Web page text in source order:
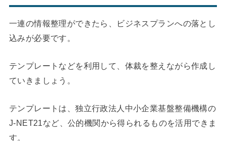
一連の情報整理ができたら、ビジネスプランへの落とし
込みが必要です。
テンプレートなどを利用して、体裁を整えながら作成し
ていきましょう。
テンプレートは、独立行政法人中小企業基盤整備機構の
J-NET21など、公的機関から得られるものを活用できま
す。